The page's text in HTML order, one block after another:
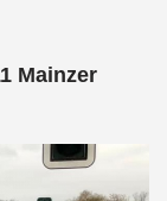
Mainzer